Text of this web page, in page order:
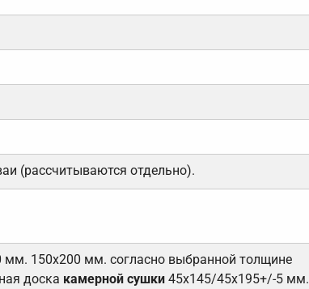
(рассчитываются отдельно).
мм. 150х200 мм. согласно выбранной толщине
доска камерной сушки45х145/45х195+/-5 мм.